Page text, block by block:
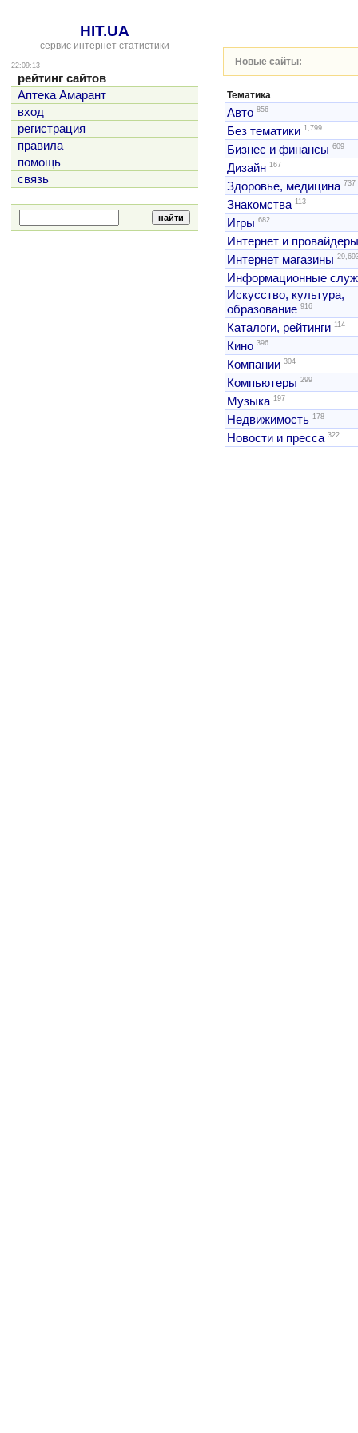
HIT.UA
сервис интернет статистики
22:09:13
рейтинг сайтов
Аптека Амарант
вход
регистрация
правила
помощь
связь
Новые сайты:
Тематика
Авто 856
Без тематики 1,799
Бизнес и финансы 609
Дизайн 167
Здоровье, медицина 737
Знакомства 113
Игры 682
Интернет и провайдеры
Интернет магазины
Информационные
Искусство, культура,
образование 916
Каталоги, рейтинги 114
Кино 396
Компании 304
Компьютеры 299
Музыка 197
Недвижимость 178
Новости и пресса 322